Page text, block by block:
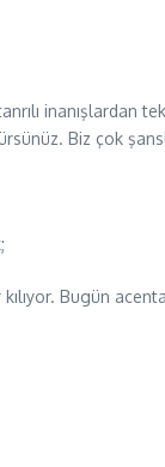
inanışlardan
Biz çok
Bugün